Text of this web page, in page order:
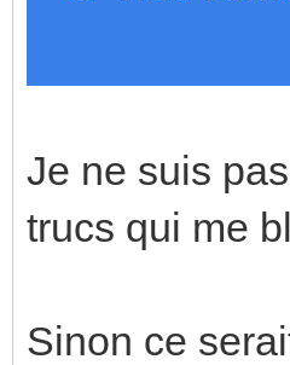
Je ne suis
trucs qui me
Sinon ce